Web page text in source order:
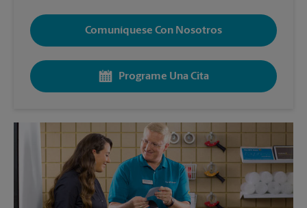
Comuníquese Con Nosotros
Programe Una Cita